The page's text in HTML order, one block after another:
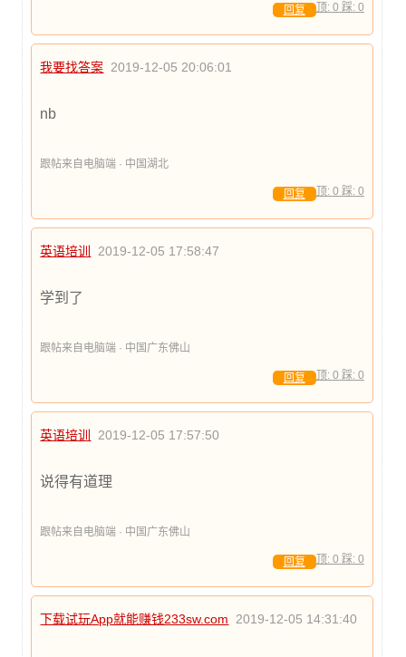
顶: 0 踩: 0
回复
我要找答案 2019-12-05 20:06:01
nb
跟帖来自电脑端 · 中国湖北
顶: 0 踩: 0
回复
英语培训 2019-12-05 17:58:47
学到了
跟帖来自电脑端 · 中国广东佛山
顶: 0 踩: 0
回复
英语培训 2019-12-05 17:57:50
说得有道理
跟帖来自电脑端 · 中国广东佛山
顶: 0 踩: 0
回复
下载试玩App就能赚钱233sw.com 2019-12-05 14:31:40